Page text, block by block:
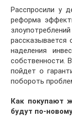
Расспросили у
реформа
рассказывается
наделения
собственности.
пойдет о
побороть
Как покупают
будут по-